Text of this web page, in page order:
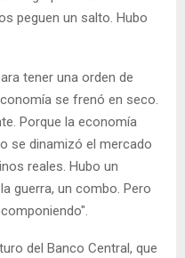
peguen un salto. Hubo
tener una orden de
se frenó en seco.
Porque la economía
se dinamizó el mercado
reales. Hubo un
guerra, un combo. Pero
del Banco Central, que